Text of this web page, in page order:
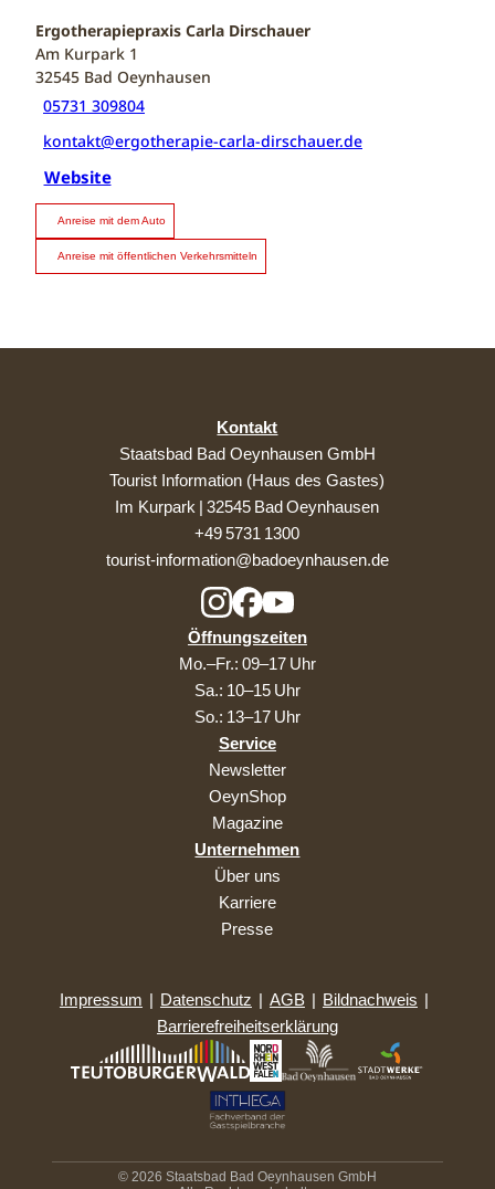
Ergotherapiepraxis Carla Dirschauer
Am Kurpark 1
32545 Bad Oeynhausen
05731 309804
kontakt@ergotherapie-carla-dirschauer.de
Website
Anreise mit dem Auto
Anreise mit öffentlichen Verkehrsmitteln
Kontakt
Staatsbad Bad Oeynhausen GmbH
Tourist Information (Haus des Gastes)
Im Kurpark | 32545 Bad Oeynhausen
+49 5731 1300
tourist-information@badoeynhausen.de
Öffnungszeiten
Mo.–Fr.: 09–17 Uhr
Sa.: 10–15 Uhr
So.: 13–17 Uhr
Service
Newsletter
OeynShop
Magazine
Unternehmen
Über uns
Karriere
Presse
Impressum | Datenschutz | AGB | Bildnachweis |
Barrierefreiheitserklärung
© 2026 Staatsbad Bad Oeynhausen GmbH